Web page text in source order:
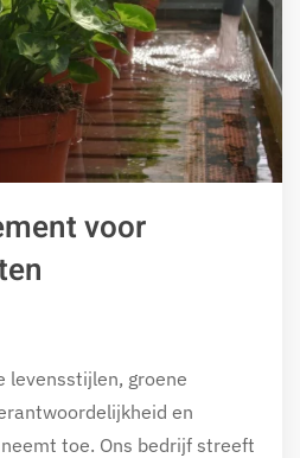
voor
levensstijlen, groene
en
toe. Ons bedrijf streeft